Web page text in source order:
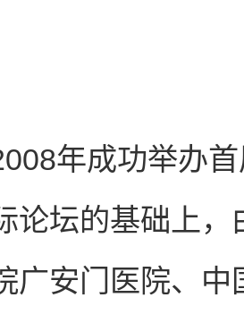
年成功举办
论坛的基础上
广安门医院、